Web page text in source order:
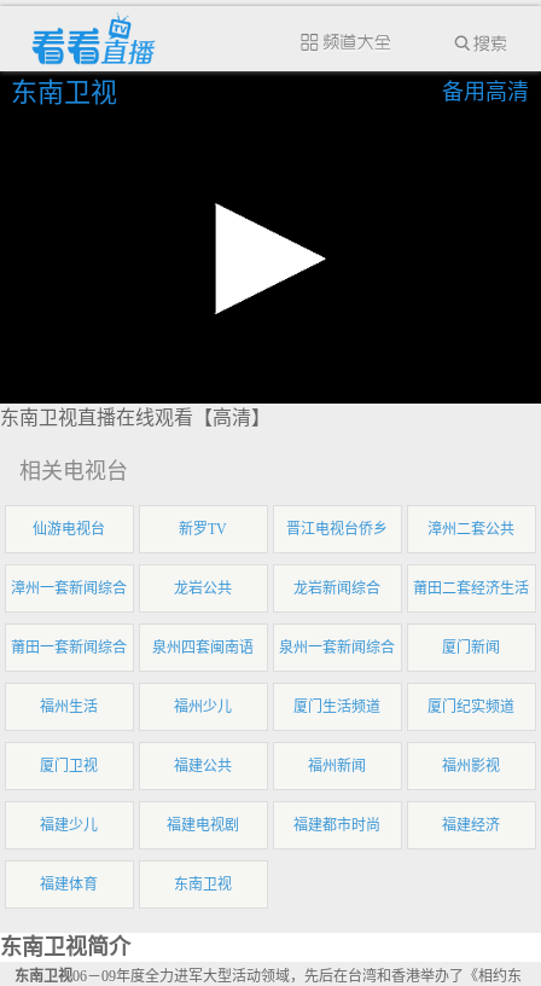
东南卫视 备用高清
东南卫视直播在线观看【高清】
相关电视台
仙游电视台 新罗TV 晋江电视台侨乡 漳州二套公共
漳州一套新闻综合 龙岩公共 龙岩新闻综合 莆田二套经济生活
莆田一套新闻综合 泉州四套闽南语 泉州一套新闻综合 厦门新闻
福州生活 福州少儿 厦门生活频道 厦门纪实频道
厦门卫视 福建公共 福州新闻 福州影视
福建少儿 福建电视剧 福建都市时尚 福建经济
福建体育 东南卫视
东南卫视简介
东南卫视06－09年度全力进军大型活动领域，先后在台湾和香港举办了《相约东